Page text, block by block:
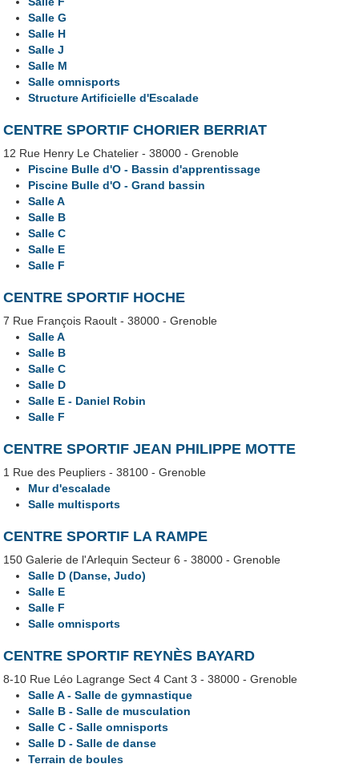
Salle G
Salle H
Salle J
Salle M
Salle omnisports
Structure Artificielle d'Escalade
CENTRE SPORTIF CHORIER BERRIAT
12 Rue Henry Le Chatelier - 38000 - Grenoble
Piscine Bulle d'O - Bassin d'apprentissage
Piscine Bulle d'O - Grand bassin
Salle A
Salle B
Salle C
Salle E
Salle F
CENTRE SPORTIF HOCHE
7 Rue François Raoult - 38000 - Grenoble
Salle A
Salle B
Salle C
Salle D
Salle E - Daniel Robin
Salle F
CENTRE SPORTIF JEAN PHILIPPE MOTTE
1 Rue des Peupliers - 38100 - Grenoble
Mur d'escalade
Salle multisports
CENTRE SPORTIF LA RAMPE
150 Galerie de l'Arlequin Secteur 6 - 38000 - Grenoble
Salle D (Danse, Judo)
Salle E
Salle F
Salle omnisports
CENTRE SPORTIF REYNÈS BAYARD
8-10 Rue Léo Lagrange Sect 4 Cant 3 - 38000 - Grenoble
Salle A - Salle de gymnastique
Salle B - Salle de musculation
Salle C - Salle omnisports
Salle D - Salle de danse
Terrain de boules